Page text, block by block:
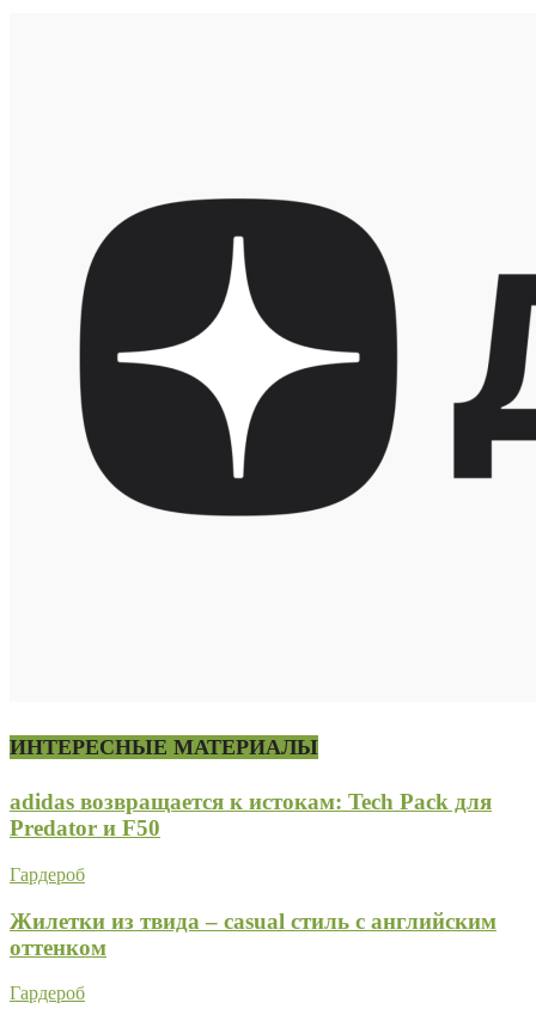
ИНТЕРЕСНЫЕ МАТЕРИАЛЫ
adidas возвращается к истокам: Tech Pack для
Predator и F50
Гардероб
Жилетки из твида – casual стиль с английским
оттенком
Гардероб